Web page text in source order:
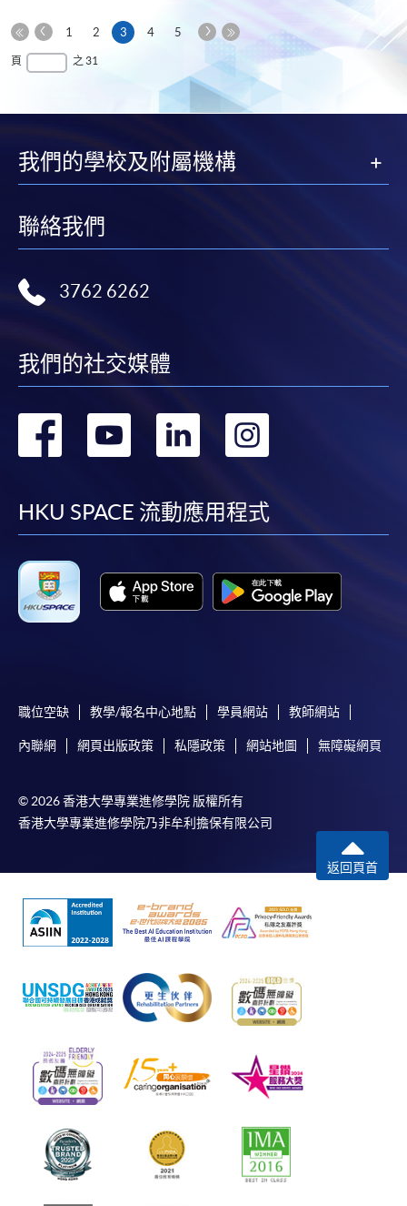
第
一
上
1 2 3本
4 5
下
最
頁 之 31
我們的學校及附屬機構
聯絡我們
3762 6262
我們的社交媒體
轉
facebook
轉
youtube
轉
linkedin
HKU SPACE 流動應用程式
職位空缺 教學/報名中心地點 學員網站 教師網站
內聯網 網頁出版政策 私隱政策 網站地圖 無障礙網頁
© 2026 香港大學專業進修學院 版權所有
香港大學專業進修學院乃非牟利擔保有限公司
返回頁首